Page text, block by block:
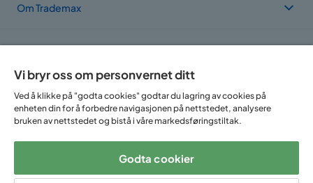
Om Trademax
Følg oss på:
Vi bryr oss om personvernet ditt
Ved å klikke på "godta cookies" godtar du lagring av cookies på
enheten din for å forbedre navigasjonen på nettstedet, analysere
bruken av nettstedet og bistå i våre markedsføringstiltak.
Godta cookier